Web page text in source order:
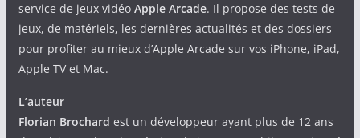
service de jeux vidéo Apple Arcade. Il propose des tests de
jeux, de matériels, les dernières actualités et des dossiers
pour profiter au mieux d’Apple Arcade sur vos iPhone, iPad,
Apple TV et Mac.
L’auteur
Florian Brochard est un développeur ayant plus de 12 ans